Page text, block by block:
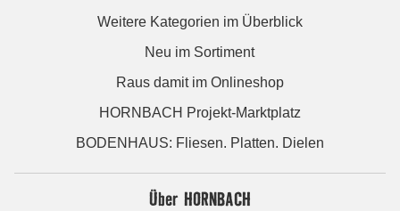
Weitere Kategorien im Überblick
Neu im Sortiment
Raus damit im Onlineshop
HORNBACH Projekt-Marktplatz
BODENHAUS: Fliesen. Platten. Dielen
Über HORNBACH